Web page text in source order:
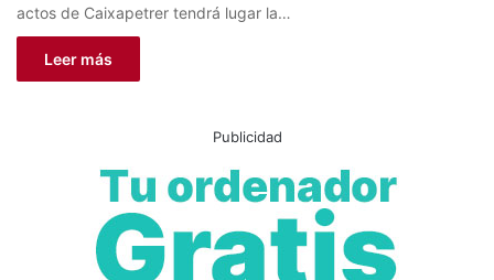
actos de Caixapetrer tendrá lugar la…
Leer más
Publicidad